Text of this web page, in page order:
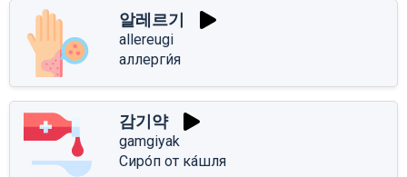
알레르기
allereugi
аллерги́я
감기약
gamgiyak
Сиро́п от ка́шля